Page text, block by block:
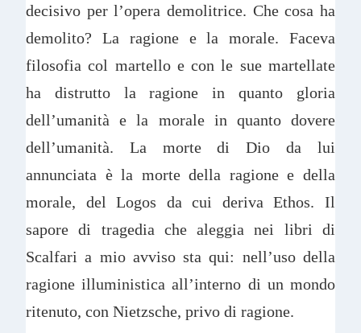
decisivo per l’opera demolitrice. Che cosa ha
demolito? La ragione e la morale. Faceva
filosofia col martello e con le sue martellate
ha distrutto la ragione in quanto gloria
dell’umanità e la morale in quanto dovere
dell’umanità. La morte di Dio da lui
annunciata è la morte della ragione e della
morale, del Logos da cui deriva Ethos. Il
sapore di tragedia che aleggia nei libri di
Scalfari a mio avviso sta qui: nell’uso della
ragione illuministica all’interno di un mondo
ritenuto, con Nietzsche, privo di ragione.